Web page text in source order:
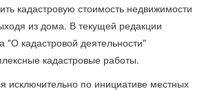
кадастровую стоимость недвижимости
из дома. В текущей редакции
"О кадастровой деятельности"
кадастровые работы.
исключительно по инициативе местных